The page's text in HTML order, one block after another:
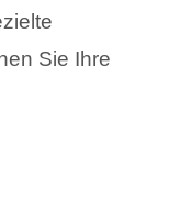
Sie Ihre